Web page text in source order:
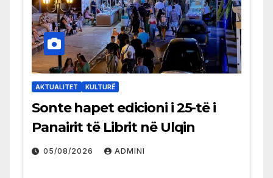
AKTUALITET KULTURË
Sonte hapet edicioni i 25-të i
Panairit të Librit në Ulqin
05/08/2026 ADMINI